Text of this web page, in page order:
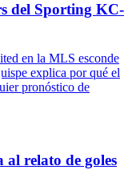
del Sporting KC-
en la MLS esconde
explica por qué el
pronóstico de
relato de goles